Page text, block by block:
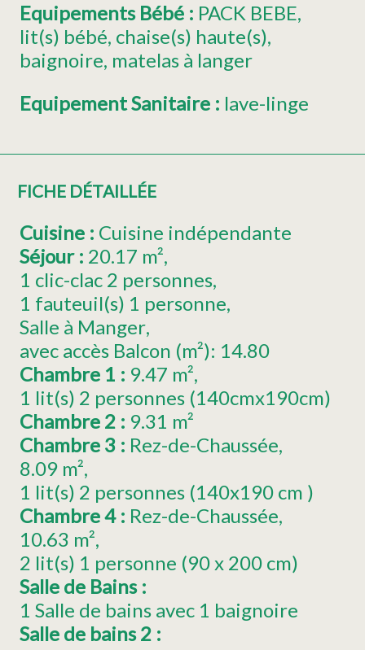
Equipements Bébé : PACK BEBE
lit(s) bébé chaise(s) haute(s)
baignoire matelas à langer
Equipement Sanitaire : lave-linge
FICHE DÉTAILLÉE
Cuisine : Cuisine indépendante
Séjour : 20.17 m²
1 clic-clac 2 personnes
1 fauteuil(s) 1 personne
Salle à Manger
avec accès Balcon (m²): 14.80
Chambre 1 : 9.47 m²
1 lit(s) 2 personnes (140cmx190cm)
Chambre 2 : 9.31 m²
Chambre 3 : Rez-de-Chaussée
8.09 m²
1 lit(s) 2 personnes (140x190 cm )
Chambre 4 : Rez-de-Chaussée
10.63 m²
2 lit(s) 1 personne (90 x 200 cm)
Salle de Bains :
1 Salle de bains avec 1 baignoire
Salle de bains 2 :